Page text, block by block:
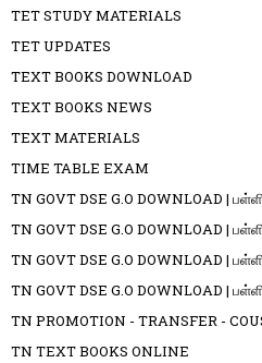
TET STUDY MATERIALS
TET UPDATES
TEXT BOOKS DOWNLOAD
TEXT BOOKS NEWS
TEXT MATERIALS
TIME TABLE EXAM
TN GOVT DSE G.O DOWNLOAD |
TN GOVT DSE G.O DOWNLOAD |
TN GOVT DSE G.O DOWNLOAD |
TN GOVT DSE G.O DOWNLOAD |
TN PROMOTION - TRANSFER -
TN TEXT BOOKS ONLINE